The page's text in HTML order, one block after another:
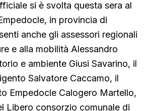
si è svolta questa sera al
in provincia di
anche gli assessori regionali
e alla mobilità Alessandro
e ambiente Giusi Savarino, il
Salvatore Caccamo, il
Empedocle Calogero Martello,
Libero consorzio comunale di